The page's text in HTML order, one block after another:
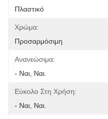
Πλαστικό
Χρώμα:
Προσαρμόσιμη
Ανανεώσιμα:
- Ναι, Ναι.
Εύκολο Στη Χρήση:
- Ναι, Ναι.